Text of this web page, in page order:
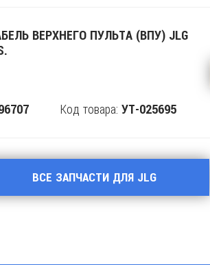
ВЕРХНЕГО ПУЛЬТА (ВПУ) JLG
Код товара: УТ-025695
Поделится
ВСЕ ЗАПЧАСТИ ДЛЯ JLG